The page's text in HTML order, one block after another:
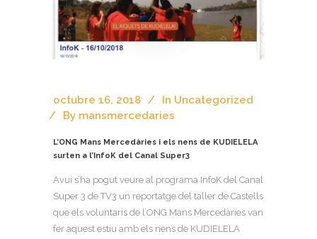
octubre 16, 2018 In Uncategorized
By mansmercedaries
L’ONG Mans Mercedàries i els nens de KUDIELELA
surten a l’InfoK del Canal Super3
Avui s’ha pogut veure al programa InfoK del Canal
Super 3 de TV3 un reportatge del taller de Castells
que els voluntaris de l’ONG Mans Mercedàries van
fer aquest estiu amb els nens de KUDIELELA